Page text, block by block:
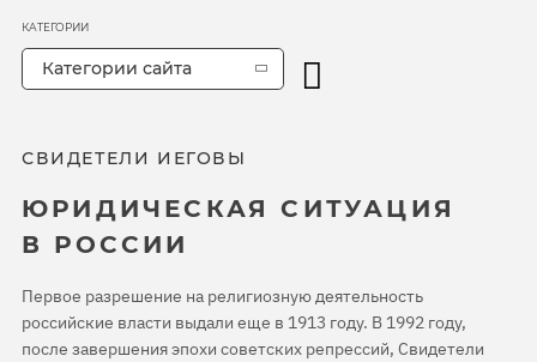
СВИДЕТЕЛИ ИЕГОВЫ
ЮРИДИЧЕСКАЯ СИТУАЦИЯ
В РОССИИ
Первое разрешение на религиозную деятельность
российские власти выдали еще в 1913 году. В 1992 году,
после завершения эпохи советских репрессий, Свидетели
КАТЕГОРИИ
Категории сайта